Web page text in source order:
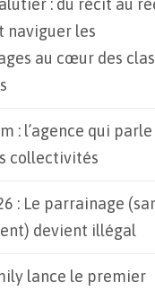
: du récit au
naviguer les
au cœur des
: l’agence qui
collectivités
: Le parrainage
devient illégal
lance le premier